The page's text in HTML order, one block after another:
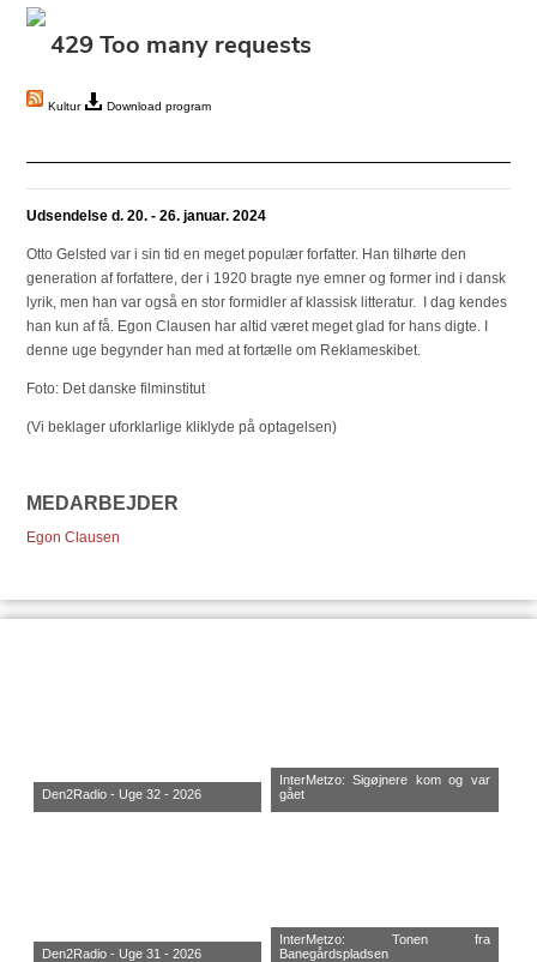
Kultur Download program
Udsendelse d. 20. - 26. januar. 2024
Otto Gelsted var i sin tid en meget populær forfatter. Han tilhørte den
generation af forfattere, der i 1920 bragte nye emner og former ind i dansk
lyrik, men han var også en stor formidler af klassisk litteratur. I dag kendes
han kun af få. Egon Clausen har altid været meget glad for hans digte. I
denne uge begynder han med at fortælle om Reklameskibet.
Foto: Det danske filminstitut
(Vi beklager uforklarlige kliklyde på optagelsen)
MEDARBEJDER
Egon Clausen
Den2Radio - Uge 32 - 2026
InterMetzo: Sigøjnere kom og var
gået
Den2Radio - Uge 31 - 2026
InterMetzo: Tonen fra
Banegårdspladsen